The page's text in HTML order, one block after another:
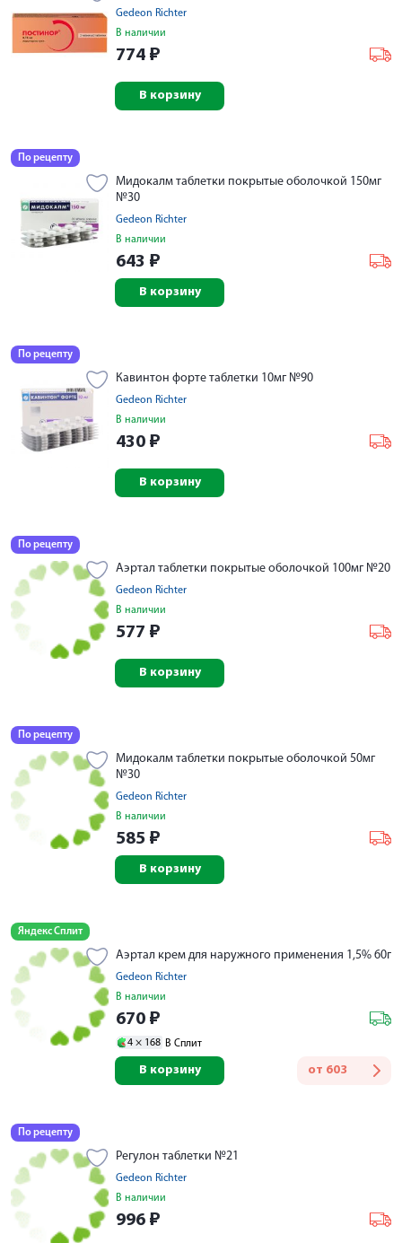
Gedeon Richter
В наличии
774 ₽
В корзину
По рецепту
Мидокалм таблетки покрытые оболочкой 150мг
№30
Gedeon Richter
В наличии
643 ₽
В корзину
По рецепту
Кавинтон форте таблетки 10мг №90
Gedeon Richter
В наличии
430 ₽
В корзину
По рецепту
Аэртал таблетки покрытые оболочкой 100мг №20
Gedeon Richter
В наличии
577 ₽
В корзину
По рецепту
Мидокалм таблетки покрытые оболочкой 50мг
№30
Gedeon Richter
В наличии
585 ₽
В корзину
Яндекс Сплит
Аэртал крем для наружного применения 1,5% 60г
Gedeon Richter
В наличии
670 ₽
4 × 168 В Сплит
от 603
В корзину
По рецепту
Регулон таблетки №21
Gedeon Richter
В наличии
996 ₽